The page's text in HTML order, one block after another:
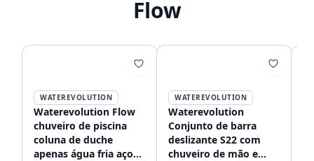
Flow
WATEREVOLUTION
Waterevolution Flow
chuveiro de piscina
coluna de duche
apenas água fria aço
WATEREVOLUTION
Waterevolution
Conjunto de barra
deslizante S22 com
chuveiro de mão e